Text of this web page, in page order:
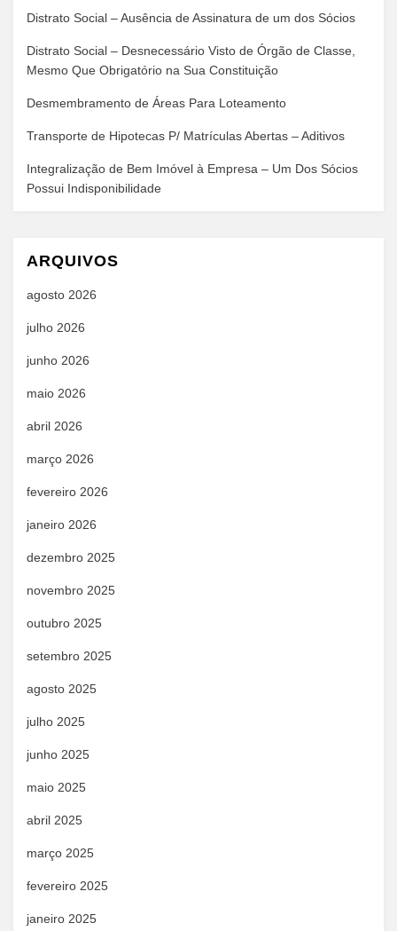
Distrato Social – Ausência de Assinatura de um dos Sócios
Distrato Social – Desnecessário Visto de Órgão de Classe,
Mesmo Que Obrigatório na Sua Constituição
Desmembramento de Áreas Para Loteamento
Transporte de Hipotecas P/ Matrículas Abertas – Aditivos
Integralização de Bem Imóvel à Empresa – Um Dos Sócios
Possui Indisponibilidade
ARQUIVOS
agosto 2026
julho 2026
junho 2026
maio 2026
abril 2026
março 2026
fevereiro 2026
janeiro 2026
dezembro 2025
novembro 2025
outubro 2025
setembro 2025
agosto 2025
julho 2025
junho 2025
maio 2025
abril 2025
março 2025
fevereiro 2025
janeiro 2025